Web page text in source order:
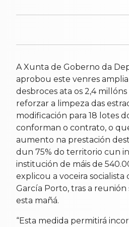
A Xunta de Goberno da
aprobou este venres
desbroces ata os 2,4
reforzar a limpeza das
modificación para 18 lotes
conforman o contrato, o
aumento na prestación
dun 75% do territorio cun
institución de máis de
explicou a voceira socialista
García Porto, tras a
esta mañá.
“Esta medida permitirá